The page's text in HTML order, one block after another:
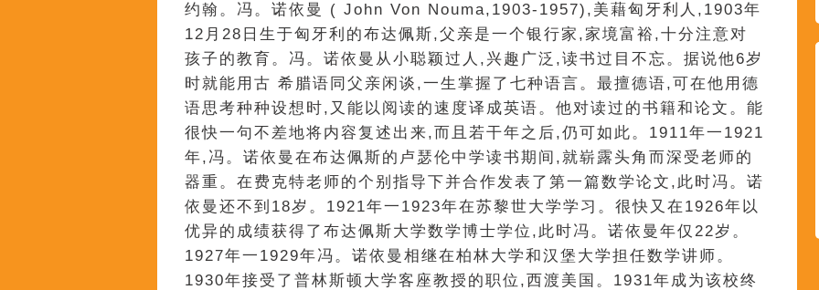
约翰。冯。诺依曼 ( John Von Nouma,1903-1957),美藉匈牙利人,1903年
12月28日生于匈牙利的布达佩斯,父亲是一个银行家,家境富裕,十分注意对
孩子的教育。冯。诺依曼从小聪颖过人,兴趣广泛,读书过目不忘。据说他6岁
时就能用古 希腊语同父亲闲谈,一生掌握了七种语言。最擅德语,可在他用德
语思考种种设想时,又能以阅读的速度译成英语。他对读过的书籍和论文。能
很快一句不差地将内容复述出来,而且若干年之后,仍可如此。1911年一1921
年,冯。诺依曼在布达佩斯的卢瑟伦中学读书期间,就崭露头角而深受老师的
器重。在费克特老师的个别指导下并合作发表了第一篇数学论文,此时冯。诺
依曼还不到18岁。1921年一1923年在苏黎世大学学习。很快又在1926年以
优异的成绩获得了布达佩斯大学数学博士学位,此时冯。诺依曼年仅22岁。
1927年一1929年冯。诺依曼相继在柏林大学和汉堡大学担任数学讲师。
1930年接受了普林斯顿大学客座教授的职位,西渡美国。1931年成为该校终